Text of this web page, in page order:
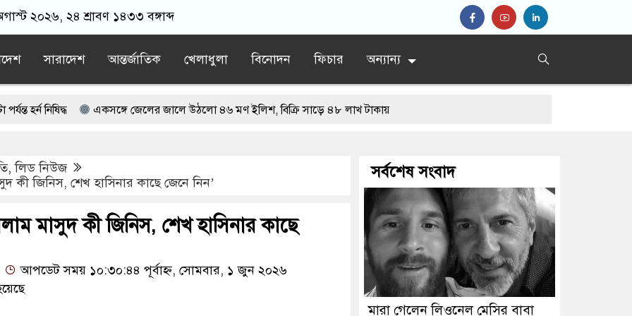
২০২৬, ২৪ শ্রাবণ ১৪৩৩ বঙ্গাব্দ
সারাদেশ আন্তর্জাতিক খেলাধুলা বিনোদন ফিচার অন্যান্য
একসঙ্গে জেলের জালে উঠলো ৪৬ মণ ইলিশ, বিক্রি সাড়ে ৪৮ লাখ টাকায়
বন্ধে ভারতের ওপর চাপ অব্যাহত রাখার আহ্বান
নাম না থাকার কারণ জানালেন জামায়াত আমির
,লিড নিউজ
কী জিনিস, শেখ হাসিনার কাছে জেনে নিন’
মাসুদ কী জিনিস, শেখ হাসিনার কাছে
আপডেট সময় ১০:৩০:৪৪ পূর্বাহ্ন, সোমবার, ১ জুন ২০২৬
সর্বশেষ সংবাদ
মারা গেলেন লিওনেল মেসির বাবা